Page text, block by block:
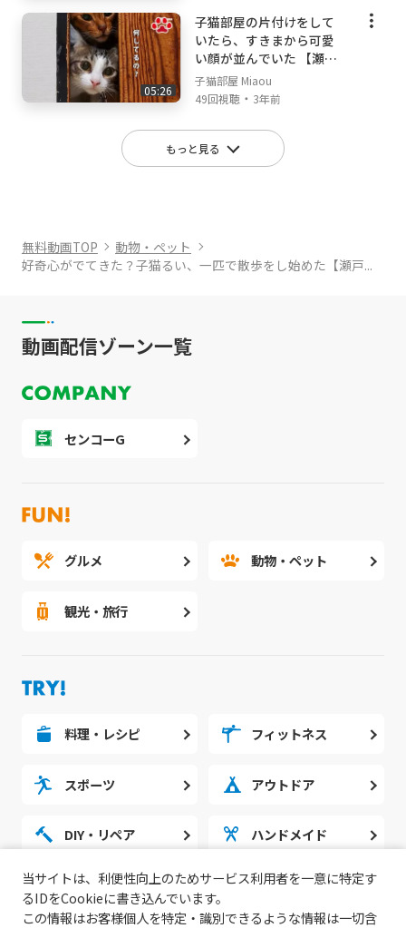
05:26
子猫部屋の片付けをして
いたら、すきまから可愛
い顔が並んでいた 【瀬戸
の子猫日記】
子猫部屋 Miaou
49回視聴 ・ 3年前
もっと見る
無料動画TOP
動物・ペット
好奇心がでてきた？子猫るい、一匹で散歩をし始めた【瀬戸...
動画配信ゾーン一覧
センコーG
グルメ 動物・ペット
観光・旅行
料理・レシピ フィットネス
スポーツ アウトドア
DIY・リペア ハンドメイド
勉強・スタディ ノウハウ
当サイトは、利便性向上のためサービス利用者を一意に特定す
るIDをCookieに書き込んでいます。
この情報はお客様個人を特定・識別できるような情報は一切含